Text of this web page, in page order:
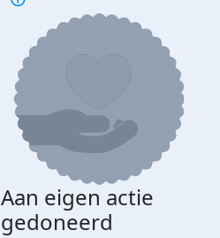
Aan eigen actie
gedoneerd